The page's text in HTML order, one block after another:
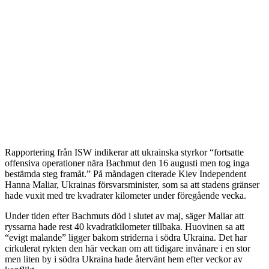
Rapportering från ISW indikerar att ukrainska styrkor “fortsatte
offensiva operationer nära Bachmut den 16 augusti men tog inga
bestämda steg framåt.” På måndagen citerade Kiev Independent
Hanna Maliar, Ukrainas försvarsminister, som sa att stadens gränser
hade vuxit med tre kvadrater kilometer under föregående vecka.
Under tiden efter Bachmuts död i slutet av maj, säger Maliar att
ryssarna hade rest 40 kvadratkilometer tillbaka. Huovinen sa att
“evigt malande” ligger bakom striderna i södra Ukraina. Det har
cirkulerat rykten den här veckan om att tidigare invånare i en stor
men liten by i södra Ukraina hade återvänt hem efter veckor av